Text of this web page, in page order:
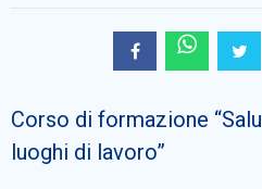
BACHECA SINDACALE
Corso di formazione
luoghi di lavoro”